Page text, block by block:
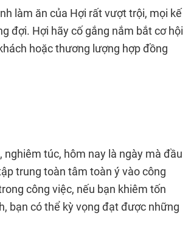
làm ăn của Hợi rất vượt trội, mọi kế
đợi. Hợi hãy cố gắng nắm bắt cơ hội
hoặc thương lượng hợp đồng
túc, hôm nay là ngày mà đầu
trung toàn tâm toàn ý vào công
công việc, nếu bạn khiêm tốn
bạn có thể kỳ vọng đạt được những